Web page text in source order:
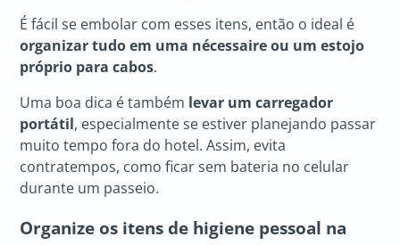
É fácil se embolar com esses itens, então o ideal é
organizar tudo em uma nécessaire ou um estojo
próprio para cabos.
Uma boa dica é também levar um carregador
portátil, especialmente se estiver planejando passar
muito tempo fora do hotel. Assim, evita
contratempos, como ficar sem bateria no celular
durante um passeio.
Organize os itens de higiene pessoal na